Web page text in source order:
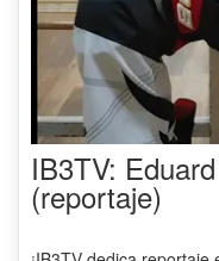
IB3TV:
(reportaje)